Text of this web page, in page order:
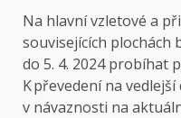
Na hlavní vzletové a
souvisejících plochách
do 5. 4. 2024 probíhat
K převedení na
v návaznosti na